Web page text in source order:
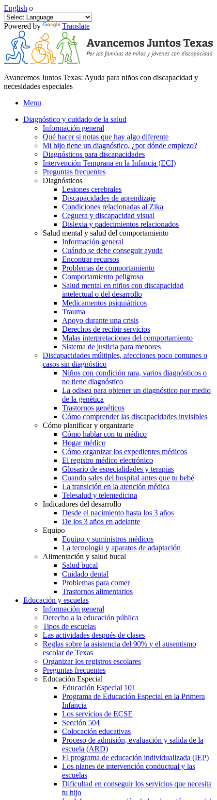
English o
Powered by Translate
Avancemos Juntos Texas: Ayuda para niños con discapacidad y
necesidades especiales
Menu
Diagnóstico y cuidado de la salud
Información general
Qué hacer si notas que hay algo diferente
Mi hijo tiene un diagnóstico, ¿por dónde empiezo?
Diagnósticos para discapacidades
Intervención Temprana en la Infancia (ECI)
Preguntas frecuentes
Diagnósticos
Lesiones cerebrales
Discapacidades de aprendizaje
Condiciones relacionadas al Zika
Ceguera y discapacidad visual
Dislexia y padecimientos relacionados
Salud mental y salud del comportamiento
Información general
Cuándo se debe conseguir ayuda
Encontrar recursos
Problemas de comportamiento
Comportamiento peligroso
Salud mental en niños con discapacidad
intelectual o del desarrollo
Medicamentos psiquiátricos
Trauma
Apoyo durante una crisis
Derechos de recibir servicios
Malas interpretaciones del comportamiento
Sistema de justicia para menores
Discapacidades múltiples, afecciones poco comunes o
casos sin diagnóstico
Niños con condición rara, varios diagnósticos o
no tiene diagnóstico
La odisea para obtener un diagnóstico por medio
de la genética
Trastornos genéticos
Cómo comprender las discapacidades invisibles
Cómo planificar y organizarte
Cómo hablar con tu médico
Hogar médico
Cómo organizar los expedientes médicos
El registro médico electrónico
Glosario de especialidades y terapias
Cuando sales del hospital antes que tu bebé
La transición en la atención médica
Telesalud y telemedicina
Indicadores del desarrollo
Desde el nacimiento hasta los 3 años
De los 3 años en adelante
Equipo
Equipo y suministros médicos
La tecnología y aparatos de adaptación
Alimentación y salud bucal
Salud bucal
Cuidado dental
Problemas para comer
Trastornos alimentarios
Educación y escuelas
Información general
Derecho a la educación pública
Tipos de escuelas
Las actividades después de clases
Reglas sobre la asistencia del 90% y el ausentismo
escolar de Texas
Organizar los registros escolares
Preguntas frecuentes
Educación Especial
Educación Especial 101
Programa de Educación Especial en la Primera
Infancia
Los servicios de ECSE
Sección 504
Colocación educativas
Proceso de admisión, evaluación y salida de la
escuela (ARD)
El programa de educación individualizada (IEP)
Los planes de intervención conductual y las
escuelas
Dificultad en conseguir los servicios que necesita
tu hijo